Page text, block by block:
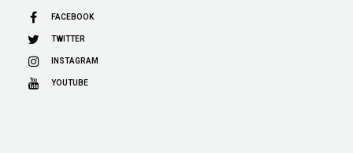
FACEBOOK
TWITTER
INSTAGRAM
YOUTUBE